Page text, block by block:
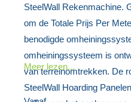
van
de
afbeeldingen-
gallerij
het
begin
van
de
afbeeldingen-
gallerij
SteelWall Rekenmachine.
om de Totale Prijs Per
benodigde
omheiningssysteem is
van terreinomtrekken. De
SteelWall Hoarding
Meer lezen...